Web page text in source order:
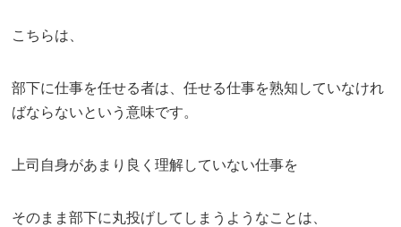
こちらは、
部下に仕事を任せる者は、任せる仕事を熟知していなけれ
ばならないという意味です。
上司自身があまり良く理解していない仕事を
そのまま部下に丸投げしてしまうようなことは、